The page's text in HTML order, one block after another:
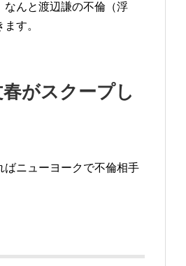
なんと渡辺謙の不倫（浮
す。
がスクープし
ニューヨークで不倫相手